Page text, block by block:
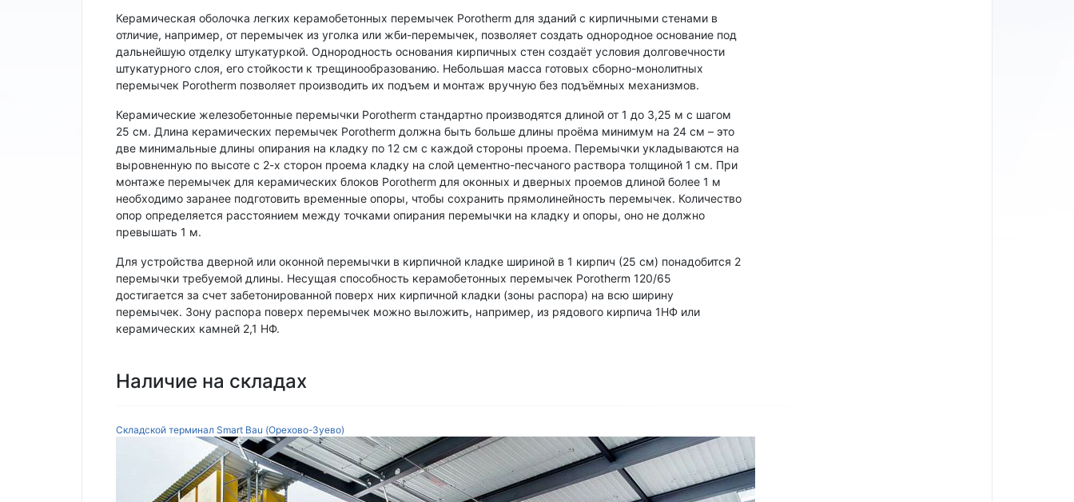
Керамическая оболочка легких керамобетонных перемычек Porotherm для зданий с кирпичными стенами в
отличие, например, от перемычек из уголка или жби-перемычек, позволяет создать однородное основание под
дальнейшую отделку штукатуркой. Однородность основания кирпичных стен создаёт условия долговечности
штукатурного слоя, его стойкости к трещинообразованию. Небольшая масса готовых сборно-монолитных
перемычек Porotherm позволяет производить их подъем и монтаж вручную без подъёмных механизмов.
Керамические железобетонные перемычки Porotherm стандартно производятся длиной от 1 до 3,25 м с шагом
25 см. Длина керамических перемычек Porotherm должна быть больше длины проёма минимум на 24 см – это
две минимальные длины опирания на кладку по 12 см с каждой стороны проема. Перемычки укладываются на
выровненную по высоте с 2-х сторон проема кладку на слой цементно-песчаного раствора толщиной 1 см. При
монтаже перемычек для керамических блоков Porotherm для оконных и дверных проемов длиной более 1 м
необходимо заранее подготовить временные опоры, чтобы сохранить прямолинейность перемычек. Количество
опор определяется расстоянием между точками опирания перемычки на кладку и опоры, оно не должно
превышать 1 м.
Для устройства дверной или оконной перемычки в кирпичной кладке шириной в 1 кирпич (25 см) понадобится 2
перемычки требуемой длины. Несущая способность керамобетонных перемычек Porotherm 120/65
достигается за счет забетонированной поверх них кирпичной кладки (зоны распора) на всю ширину
перемычек. Зону распора поверх перемычек можно выложить, например, из рядового кирпича 1НФ или
керамических камней 2,1 НФ.
Наличие на складах
Складской терминал Smart Bau (Орехово-Зуево)